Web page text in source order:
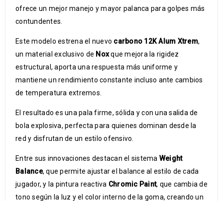
ofrece un mejor manejo y mayor palanca para golpes más
contundentes.
Este modelo estrena el nuevo carbono 12K Alum Xtrem,
un material exclusivo de Noxque mejora la rigidez
estructural, aporta una respuesta más uniforme y
mantiene un rendimiento constante incluso ante cambios
de temperatura extremos.
El resultado es una pala firme, sólida y con una salida de
bola explosiva, perfecta para quienes dominan desde la
red y disfrutan de un estilo ofensivo.
Entre sus innovaciones destacan el sistema Weight
Balance, que permite ajustar el balance al estilo de cada
jugador, y la pintura reactiva Chromic Paint, que cambia de
tono según la luz y el color interno de la goma, creando un